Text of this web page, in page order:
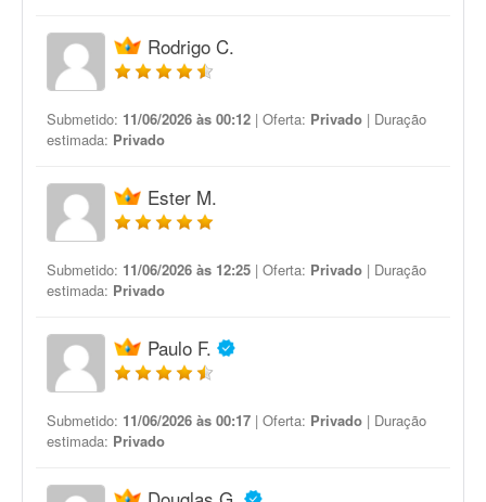
Rodrigo C.
Submetido: 11/06/2026 às 00:12 | Oferta: Privado | Duração
estimada: Privado
Ester M.
Submetido: 11/06/2026 às 12:25 | Oferta: Privado | Duração
estimada: Privado
Paulo F.
Submetido: 11/06/2026 às 00:17 | Oferta: Privado | Duração
estimada: Privado